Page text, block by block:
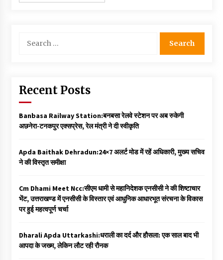
for:
Recent Posts
Banbasa Railway Station:बनबसा रेलवे स्टेशन पर अब रुकेगी
अछनेरा-टनकपुर एक्सप्रेस, रेल मंत्री ने दी स्वीकृति
Apda Baithak Dehradun:24×7 अलर्ट मोड में रहें अधिकारी, मुख्य सचिव
ने की विस्तृत समीक्षा
Cm Dhami Meet Ncc:सीएम धामी से महानिदेशक एनसीसी ने की शिष्टाचार
भेंट, उत्तराखण्ड में एनसीसी के विस्तार एवं आधुनिक आधारभूत संरचना के विकास
पर हुई महत्वपूर्ण चर्चा
Dharali Apda Uttarkashi:धराली का दर्द और हौसला: एक साल बाद भी
आपदा के जख्म, लेकिन लौट रही रौनक